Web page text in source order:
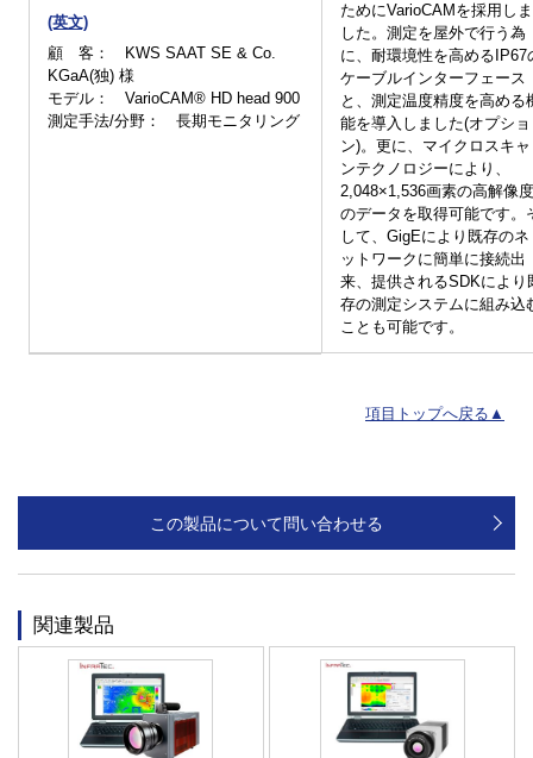
(英文)
顧 客： KWS SAAT SE & Co.
KGaA(独) 様
モデル： VarioCAM® HD head 900
測定手法/分野： 長期モニタリング
ためにVarioCAMを採用しま
した。測定を屋外で行う為
に、耐環境性を高めるIP67
ケーブルインターフェース
と、測定温度精度を高める
能を導入しました(オプショ
ン)。更に、マイクロスキャ
ンテクノロジーにより、
2,048×1,536画素の高解像度
のデータを取得可能です。
して、GigEにより既存のネ
ットワークに簡単に接続出
来、提供されるSDKにより
存の測定システムに組み込
ことも可能です。
項目トップへ戻る▲
この製品について問い合わせる
関連製品